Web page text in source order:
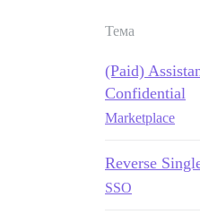
Тема
(Paid)
Confidential
Marketplace
Reverse
SSO